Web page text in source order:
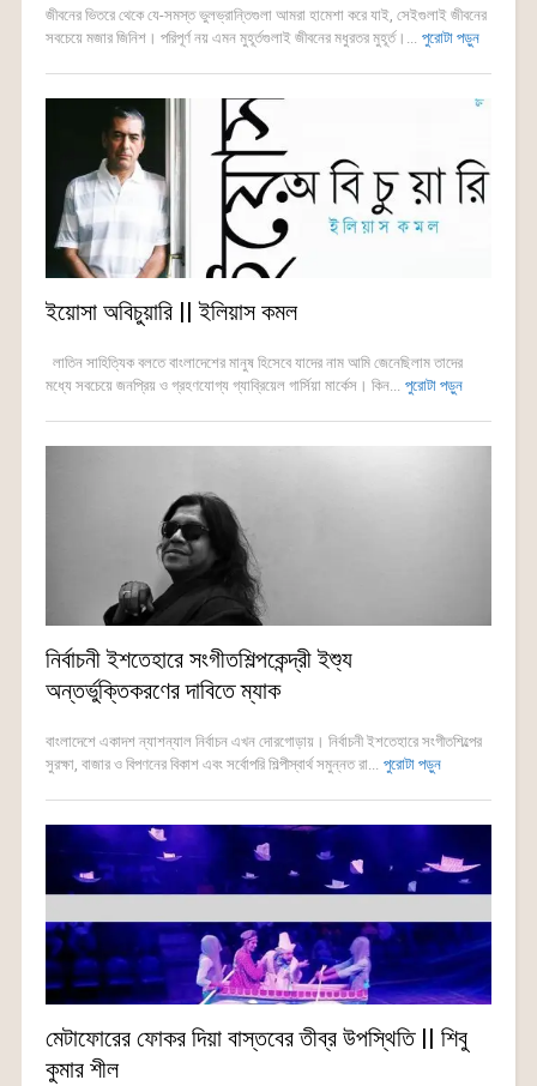
জীবনের ভিতরে থেকে যে-সমস্ত ভুলভ্রান্তিগুলা আমরা হামেশা করে যাই, সেইগুলাই জীবনের
সবচেয়ে মজার জিনিশ। পরিপূর্ণ নয় এমন মুহূর্তগুলাই জীবনের মধুরতর মুহূর্ত।... পুরোটা পড়ুন
ইয়োসা অবিচুয়ারি || ইলিয়াস কমল
লাতিন সাহিত্যিক বলতে বাংলাদেশের মানুষ হিসেবে যাদের নাম আমি জেনেছিলাম তাদের
মধ্যে সবচেয়ে জনপ্রিয় ও গ্রহণযোগ্য গ্যাব্রিয়েল গার্সিয়া মার্কেস। কিন... পুরোটা পড়ুন
নির্বাচনী ইশতেহারে সংগীতশিল্পকেন্দ্রী ইশ্যু
অন্তর্ভুক্তিকরণের দাবিতে ম্যাক
বাংলাদেশে একাদশ ন্যাশন্যাল নির্বাচন এখন দোরগোড়ায়। নির্বাচনী ইশতেহারে সংগীতশিল্পের
সুরক্ষা, বাজার ও বিপণনের বিকাশ এবং সর্বোপরি শিল্পীস্বার্থ সমুন্নত রা... পুরোটা পড়ুন
মেটাফোরের ফোকর দিয়া বাস্তবের তীব্র উপস্থিতি || শিবু
কুমার শীল